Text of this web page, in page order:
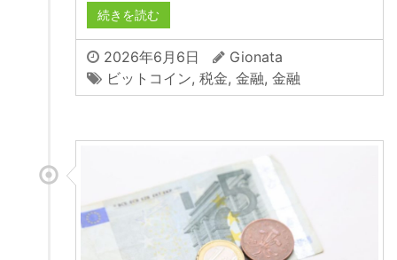
続きを読む
2026年6月6日
Gionata
ビットコイン, 税金, 金融, 金融